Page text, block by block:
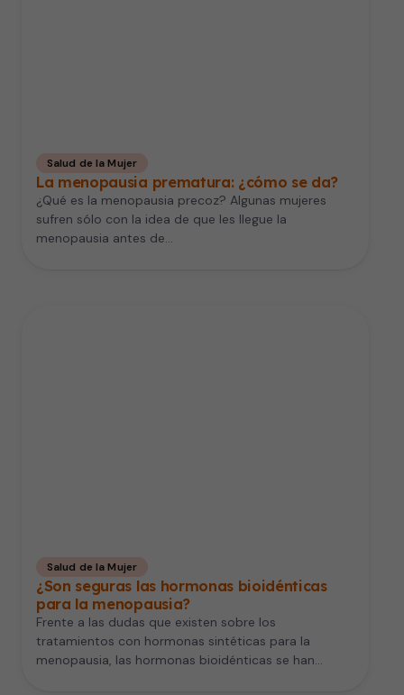
Salud de la Mujer
La menopausia prematura: ¿cómo se da?
¿Qué es la menopausia precoz? Algunas mujeres
sufren sólo con la idea de que les llegue la
menopausia antes de…
Salud de la Mujer
¿Son seguras las hormonas bioidénticas
para la menopausia?
Frente a las dudas que existen sobre los
tratamientos con hormonas sintéticas para la
menopausia, las hormonas bioidénticas se han…